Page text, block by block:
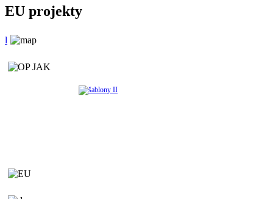
EU projekty
l